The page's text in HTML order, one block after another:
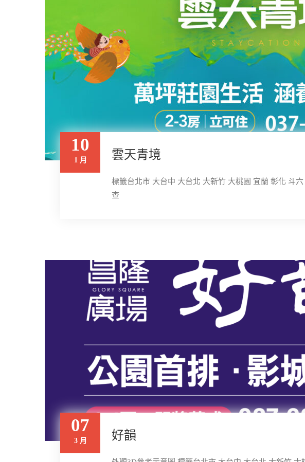
10
1 月 雲天青境
標籤台北市 大台中 大台北 大新竹 大桃園 宜蘭 彰化 斗
查
07
3 月 好韻